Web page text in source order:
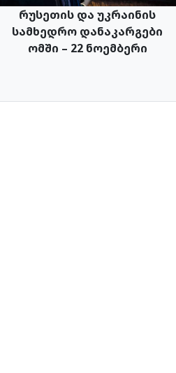
რუსეთის და უკრაინის
სამხედრო დანაკარგები
ომში – 22 ნოემბერი